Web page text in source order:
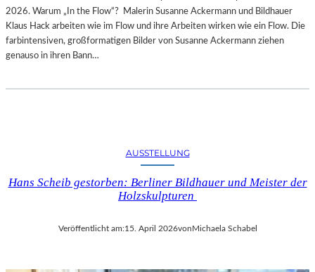
2026. Warum „In the Flow“? Malerin Susanne Ackermann und Bildhauer
Klaus Hack arbeiten wie im Flow und ihre Arbeiten wirken wie ein Flow. Die
farbintensiven, großformatigen Bilder von Susanne Ackermann ziehen
genauso in ihren Bann…
AUSSTELLUNG
Hans Scheib gestorben: Berliner Bildhauer und Meister der
Holzskulpturen
Veröffentlicht am:15. April 2026von Michaela Schabel